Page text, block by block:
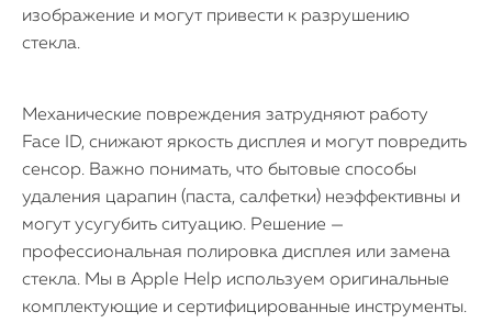
изображение и могут привести к разрушению
стекла.
Механические повреждения затрудняют работу
Face ID, снижают яркость дисплея и могут повредить
сенсор. Важно понимать, что бытовые способы
удаления царапин (паста, салфетки) неэффективны и
могут усугубить ситуацию. Решение —
профессиональная полировка дисплея или замена
стекла. Мы в Apple Help используем оригинальные
комплектующие и сертифицированные инструменты.